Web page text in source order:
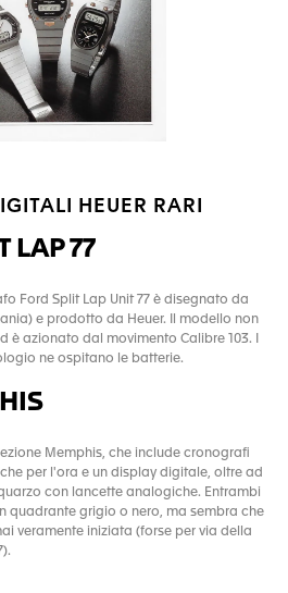
HEUER RARI
LAP 77
Ford Split Lap Unit 77 è disegnato da
e prodotto da Heuer. Il modello non
è azionato dal movimento Calibre 103. I
ne ospitano le batterie.
Memphis, che include cronografi
per l'ora e un display digitale, oltre ad
con lancette analogiche. Entrambi
quadrante grigio o nero, ma sembra che
veramente iniziata (forse per via della